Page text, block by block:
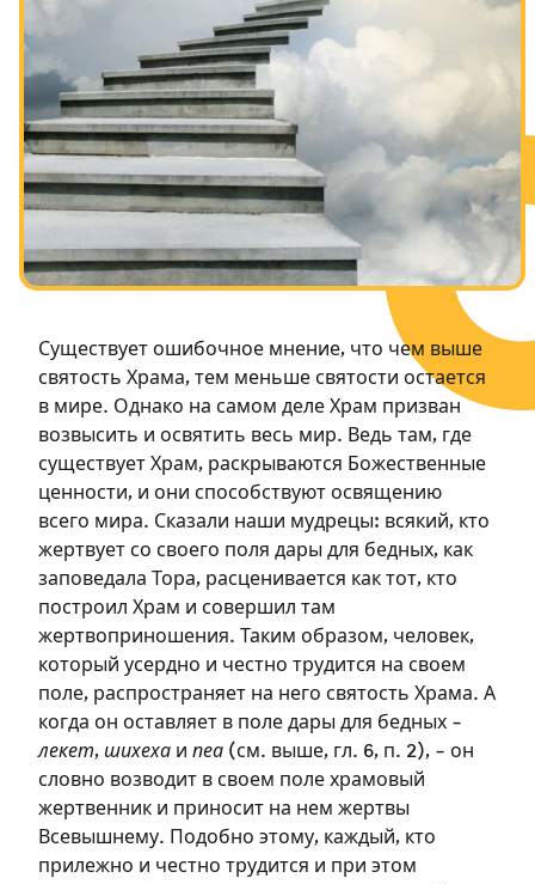
Посты в память о разрушенном Храме
Ханука
Пурим
Существует ошибочное мнение, что чем выше
святость Храма, тем меньше святости остается
в мире. Однако на самом деле Храм призван
возвысить и освятить весь мир. Ведь там, где
существует Храм, раскрываются Божественные
ценности, и они способствуют освящению
всего мира. Сказали наши мудрецы: всякий, кто
жертвует со своего поля дары для бедных, как
заповедала Тора, расценивается как тот, кто
построил Храм и совершил там
жертвоприношения. Таким образом, человек,
который усердно и честно трудится на своем
поле, распространяет на него святость Храма. А
когда он оставляет в поле дары для бедных –
лекет, шихеха и пеа (см. выше, гл. 6, п. 2), – он
словно возводит в своем поле храмовый
жертвенник и приносит на нем жертвы
Всевышнему. Подобно этому, каждый, кто
прилежно и честно трудится и при этом
Зарегистрироваться
на сайте